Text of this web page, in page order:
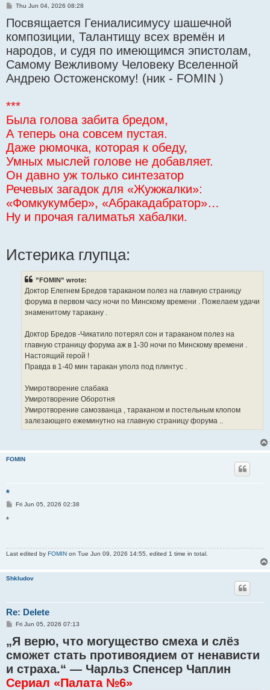
P
s
t
Thu Jun 04, 2026 08:28
Посвящается Гениалисимусу шашечной
композиции, Талантищу всех времён и
народов, и судя по имеющимся эпистолам,
Самому Вежливому Человеку Вселенной
Андрею Остоженскому! (ник - FOMIN )
***
Была голова забита бредом,
А теперь она совсем пустая.
Даже рюмочка, которая к обеду,
Умных мыслей голове не добавляет.
Он давно уж только синтезатор
Речевых загадок для «Жужжалки»:
«Фомкукумбер», «Абракадабратор»…
Ну и прочая галиматья хабалки.
Истерика глупца:
”FOMIN” wrote:
Доктор Елегнем Бредов тараканом полез на главную страницу
форума в первом часу ночи по Минскому времени . Пожелаем удачи
знаменитому таракану .
Доктор Бредов -Чикатило потерял сон и тараканом полез на
главную страницу форума аж в 1-30 ночи по Минскому времени .
Настоящий герой !
Правда в 1-40 мин таракан уполз под плинтус .
Умиротворение слабака
Умиротворение Оборотня
Умиротворение самозванца , тараканом и постельным клопом
залезающего ежеминутно на главную страницу форума ..
FOMIN
*
PFri Jun 05, 2026 02:38
*
Last edited by FOMIN on Tue Jun 09, 2026 14:55, edited 1 time in total.
Shkludov
Re: Delete
P
s
t
Fri Jun 05, 2026 07:13
„Я верю, что могущество смеха и слёз
сможет стать противоядием от ненависти
и страха.“ — Чарльз Спенсер Чаплин
Сериал «Палата №6»